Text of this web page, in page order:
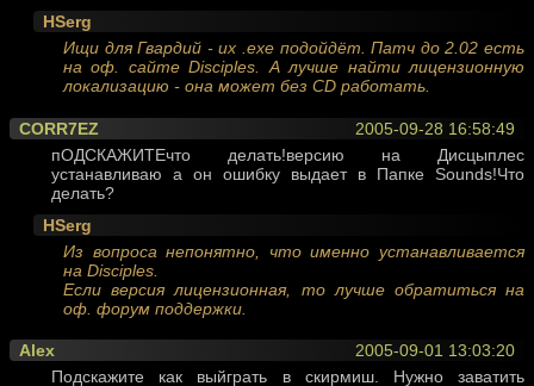
HSerg
Ищи для Гвардий - их .exe подойдёт. Патч до 2.02 есть
на оф. сайте Disciples. А лучше найти лицензионную
локализацию - она может без CD работать.
2005-09-28 16:58:49
CORR7EZ
пОДСКАЖИТЕчто делать!версию на Дисцыплес
устанавливаю а он ошибку выдает в Папке Sounds!Что
делать?
HSerg
Из вопроса непонятно, что именно устанавливается
на Disciples.
Если версия лицензионная, то лучше обратиться на
оф. форум поддержки.
2005-09-01 13:03:20
Alex
Подскажите как выйграть в скирмиш. Нужно заватить